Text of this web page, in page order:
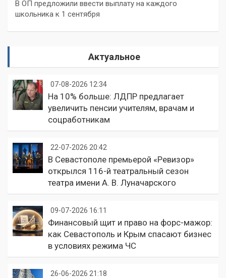
В ОП предложили ввести выплату на каждого
школьника к 1 сентября
Актуальное
07-08-2026 12:34
На 10% больше: ЛДПР предлагает
увеличить пенсии учителям, врачам и
соцработникам
22-07-2026 20:42
В Севастополе премьерой «Ревизор»
открылся 116-й театральный сезон
театра имени А. В. Луначарского
09-07-2026 16:11
Финансовый щит и право на форс-мажор:
как Севастополь и Крым спасают бизнес
в условиях режима ЧС
26-06-2026 21:18